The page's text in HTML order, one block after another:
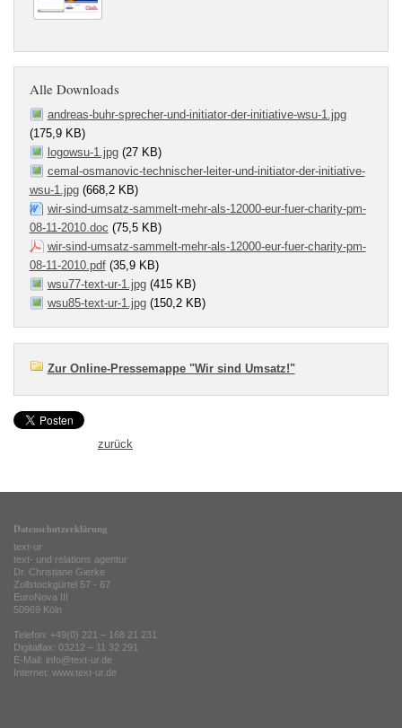
Alle Downloads
andreas-buhr-sprecher-und-initiator-der-initiative-wsu-1.jpg
(175,9 KB)
logowsu-1.jpg(27 KB)
cemal-osmanovic-technischer-leiter-und-initiator-der-initiative-
wsu-1.jpg(668,2 KB)
wir-sind-umsatz-sammelt-mehr-als-12000-eur-fuer-charity-pm-
08-11-2010.doc (75,5 KB)
wir-sind-umsatz-sammelt-mehr-als-12000-eur-fuer-charity-pm-
08-11-2010.pdf(35,9 KB)
wsu77-text-ur-1.jpg(415 KB)
wsu85-text-ur-1.jpg(150,2 KB)
Zur Online-Pressemappe "Wir sind Umsatz!"
zurück
Datenschutzerklärung
text-ur
text- und relations agentur
Dr. Christiane Gierke
Zollstockgürtel 57 - 67
EuroNova III
50969 Köln
Telefon: +49(0) 221 – 168 21 231
Digitalfax: 03212 – 11 32 291
E-Mail: info@text-ur.de
Internet: www.text-ur.de